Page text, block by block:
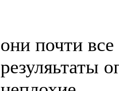
они почти
резуляьтаты